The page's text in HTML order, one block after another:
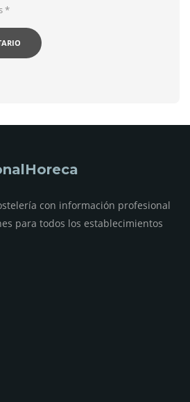
*
con información profesional
para todos los establecimientos